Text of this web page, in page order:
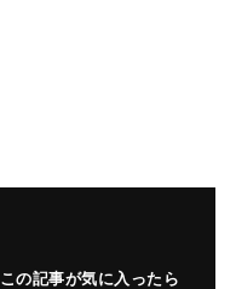
この記事が気に入ったら